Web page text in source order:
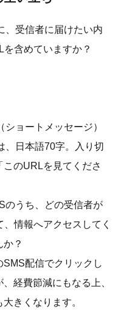
、受信者に届けたい内
含めていますか？
ョートメッセージ）
、日本語70字。入り切
のURLを見てくださ
のうち、どの受信者が
情報へアクセスしてく
？
配信でクリックし
経費節減にもなる上、
きくなります。